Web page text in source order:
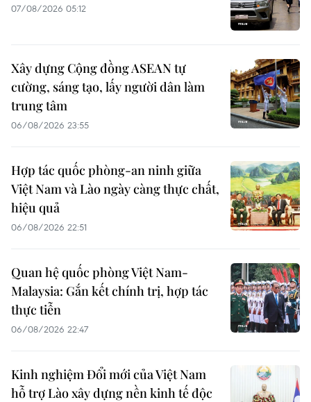
07/08/2026 05:12
Xây dựng Cộng đồng ASEAN tự
cường, sáng tạo, lấy người dân làm
trung tâm
06/08/2026 23:55
Hợp tác quốc phòng-an ninh giữa
Việt Nam và Lào ngày càng thực chất,
hiệu quả
06/08/2026 22:51
Quan hệ quốc phòng Việt Nam-
Malaysia: Gắn kết chính trị, hợp tác
thực tiễn
06/08/2026 22:47
Kinh nghiệm Đổi mới của Việt Nam
hỗ trợ Lào xây dựng nền kinh tế độc